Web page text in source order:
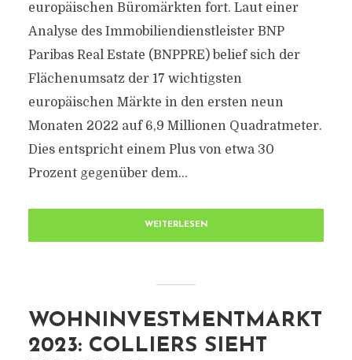
europäischen Büromärkten fort. Laut einer
Analyse des Immobiliendienstleister BNP
Paribas Real Estate (BNPPRE) belief sich der
Flächenumsatz der 17 wichtigsten
europäischen Märkte in den ersten neun
Monaten 2022 auf 6,9 Millionen Quadratmeter.
Dies entspricht einem Plus von etwa 30
Prozent gegenüber dem...
WEITERLESEN
WOHNINVESTMENTMARKT
2023: COLLIERS SIEHT